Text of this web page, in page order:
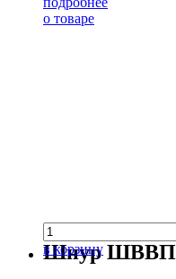
о товаре
в корзину
Шнур ШВВП